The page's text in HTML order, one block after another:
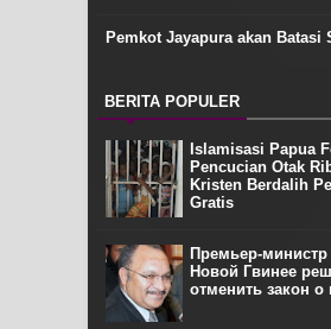
Pemkot Jayapura akan Batasi
BERITA POPULER
Islamisasi Papua
Pencucian Otak
Kristen Berdalih
Gratis
Премьер-министр
Новой Гвинее
отменить закон о